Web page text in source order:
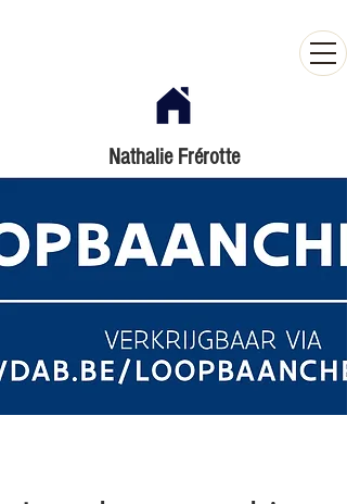
Nathalie Frérotte